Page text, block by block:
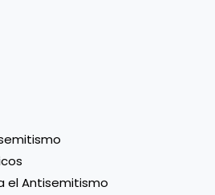
el Antisemitismo